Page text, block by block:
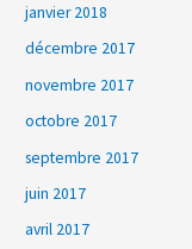
janvier 2018
décembre 2017
novembre 2017
octobre 2017
septembre 2017
juin 2017
avril 2017